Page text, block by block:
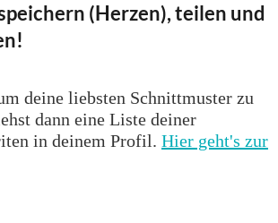
(Herzen), teilen und
deine liebsten Schnittmuster zu
dann eine Liste deiner
in deinem Profil. Hier geht's zur